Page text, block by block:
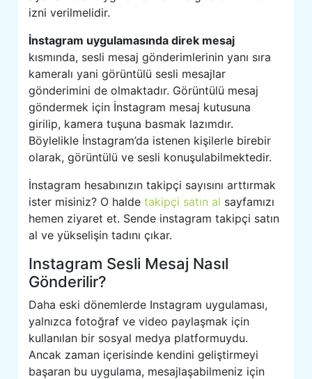
izni verilmelidir.
İnstagram uygulamasında direk mesaj
kısmında, sesli mesaj gönderimlerinin yanı sıra
kameralı yani görüntülü sesli mesajlar
gönderimini de olmaktadır. Görüntülü mesaj
göndermek için İnstagram mesaj kutusuna
girilip, kamera tuşuna basmak lazımdır.
Böylelikle İnstagram’da istenen kişilerle birebir
olarak, görüntülü ve sesli konuşulabilmektedir.
İnstagram hesabınızın takipçi sayısını arttırmak
ister misiniz? O haldetakipçi satın al sayfamızı
hemen ziyaret et. Sende instagram takipçi satın
al ve yükselişin tadını çıkar.
Instagram Sesli Mesaj Nasıl
Gönderilir?
Daha eski dönemlerde Instagram uygulaması,
yalnızca fotoğraf ve video paylaşmak için
kullanılan bir sosyal medya platformuydu.
Ancak zaman içerisinde kendini geliştirmeyi
başaran bu uygulama, mesajlaşabilmeniz için